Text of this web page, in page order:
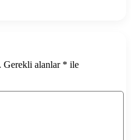
Gerekli alanlar * ile